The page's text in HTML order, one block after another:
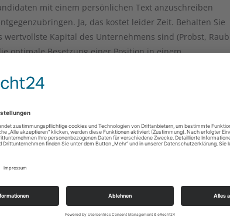
mit einem persönlichen Text anzuschreiben
Ja, das kostet leider Zeit. Behalten Sie
Kapital des Unternehmens sind (Probst, Raub
optimale Besetzung einer Position in einem
2004). Bei größeren Firmen kann sich sogar
liegen bei etwa 3000€) oder LinkedIn
Kandidaten finden lassen.
2
wie
are
18-
lässt: